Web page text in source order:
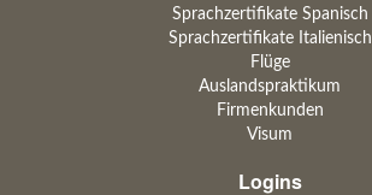
Sprachzertifikate Spanisch
Sprachzertifikate Italienisch
Flüge
Auslandspraktikum
Firmenkunden
Visum
Logins